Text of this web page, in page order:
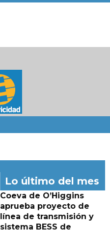
Lo último del mes
Coeva de O’Higgins
aprueba proyecto de
línea de transmisión y
sistema BESS de